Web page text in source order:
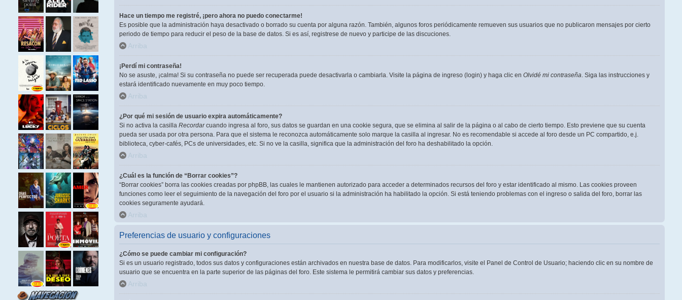
Hace un tiempo me registré, ¡pero ahora no puedo conectarme!
Es posible que la administración haya desactivado o borrado su cuenta por alguna razón. También, algunos foros periódicamente remueven sus usuarios que no publicaron mensajes por cierto
periodo de tiempo para reducir el peso de la base de datos. Si es así, registrese de nuevo y participe de las discuciones.
Arriba
¡Perdí mi contraseña!
No se asuste, ¡calma! Si su contraseña no puede ser recuperada puede desactivarla o cambiarla. Visite la página de ingreso (login) y haga clic en Olvidé mi contraseña. Siga las instrucciones y
estará identificado nuevamente en muy poco tiempo.
Arriba
¿Por qué mi sesión de usuario expira automáticamente?
Si no activa la casilla Recordarcuando ingresa al foro, sus datos se guardan en una cookie segura, que se elimina al salir de la página o al cabo de cierto tiempo. Esto previene que su cuenta
pueda ser usada por otra persona. Para que el sistema le reconozca automáticamente solo marque la casilla al ingresar. No es recomendable si accede al foro desde un PC compartido, e.j.
biblioteca, cyber-cafés, PCs de universidades, etc. Si no ve la casilla, significa que la administración del foro ha deshabilitado la opción.
Arriba
¿Cuál es la función de “Borrar cookies”?
“Borrar cookies” borra las cookies creadas por phpBB, las cuales le mantienen autorizado para acceder a determinados recursos del foro y estar identificado al mismo. Las cookies proveen
funciones como leer el seguimiento de la navegación del foro por el usuario si la administración ha habilitado la opción. Si está teniendo problemas con el ingreso o salida del foro, borrar las
cookies seguramente ayudará.
Arriba
Preferencias de usuario y configuraciones
¿Cómo se puede cambiar mi configuración?
Si es un usuario registrado, todos sus datos y configuraciones están archivados en nuestra base de datos. Para modificarlos, visite el Panel de Control de Usuario; haciendo clic en su nombre de
usuario que se encuentra en la parte superior de las páginas del foro. Este sistema le permitirá cambiar sus datos y preferencias.
Arriba